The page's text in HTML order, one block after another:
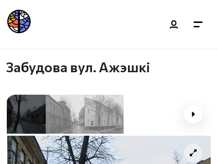
Забудова вул. Ажэшкі